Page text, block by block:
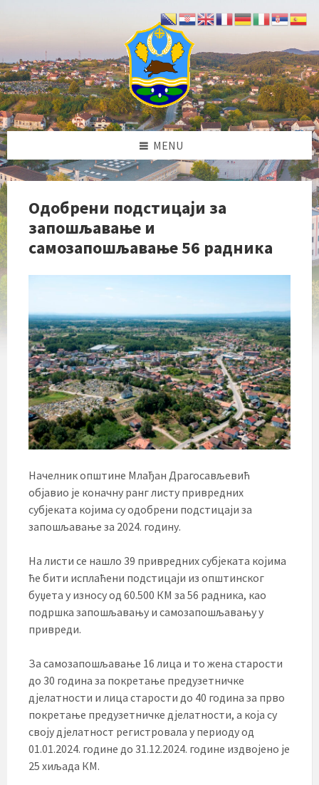
MENU
Одобрени подстицаји за
запошљавање и
самозапошљавање 56 радника
Начелник општине Млађан Драгосављевић
објавио је коначну ранг листу привредних
субјеката којима су одобрени подстицаји за
запошљавање за 2024. годину.
На листи се нашло 39 привредних субјеката којима
ће бити исплаћени подстицаји из општинског
буџета у износу од 60.500 КМ за 56 радника, као
подршка запошљавању и самозапошљавању у
привреди.
За самозапошљавање 16 лица и то жена старости
до 30 година за покретање предузетничке
дјелатности и лица старости до 40 година за прво
покретање предузетничке дјелатности, а која су
своју дјелатност регистровала у периоду од
01.01.2024. године до 31.12.2024. године издвојено је
25 хиљада КМ.